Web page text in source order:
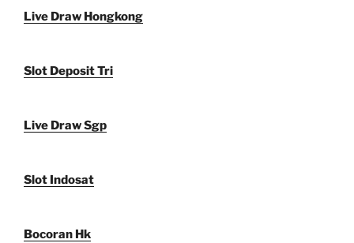
Live Draw Hongkong
Slot Deposit Tri
Live Draw Sgp
Slot Indosat
Bocoran Hk